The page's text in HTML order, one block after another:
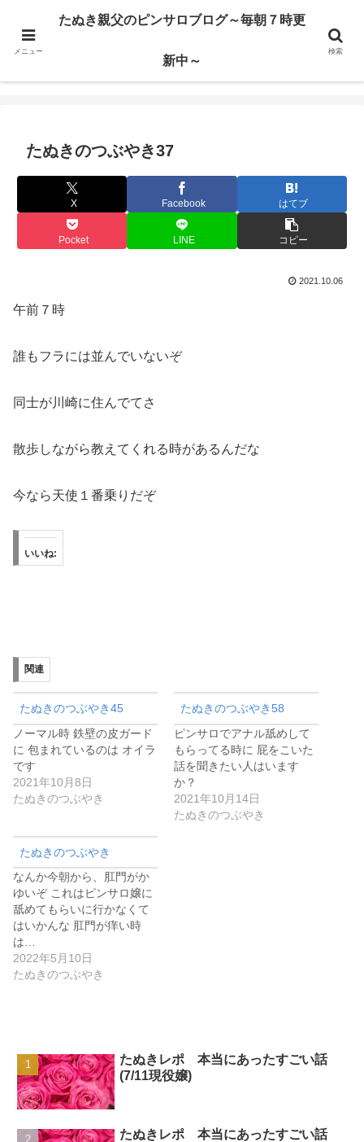
ハードサービス嬢を求めて3000回ピンサロで遊んだ親父
たぬき親父のピンサロブログ～毎朝７時更新中～
たぬきのつぶやき37
X Facebook はてブ
Pocket LINE コピー
2021.10.06
午前７時
誰もフラには並んでいないぞ
同士が川崎に住んでてさ
散歩しながら教えてくれる時があるんだな
今なら天使１番乗りだぞ
いいね:
関連
たぬきのつぶやき45
ノーマル時 鉄壁の皮ガード
に 包まれているのは オイラ
です
2021年10月8日
たぬきのつぶやき
たぬきのつぶやき58
ピンサロでアナル舐めして
もらってる時に 屁をこいた
話を聞きたい人はいます
か？
2021年10月14日
たぬきのつぶやき
たぬきのつぶやき
なんか今朝から、肛門がか
ゆいぞ これはピンサロ嬢に
舐めてもらいに行かなくて
はいかんな 肛門が痒い時
は…
2022年5月10日
たぬきのつぶやき
たぬきレポ 本当にあったすごい話
(7/11現役嬢)
たぬきレポ 本当にあったすごい話
メニュー
たぬき親父のピンサロブログ～毎朝７時更
新中～
検索